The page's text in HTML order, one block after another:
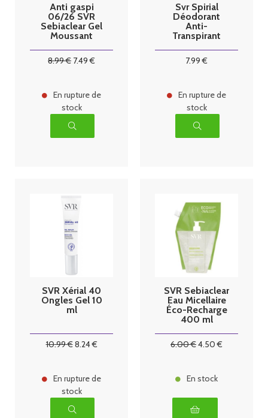
Anti gaspi
06/26 SVR
Sebiaclear Gel
Moussant
Éco-Recharge
8.99€ 7.49 €
En rupture de
stock
Svr Spirial
Déodorant
Anti-
Transpirant
7.99 €
En rupture de
stock
SVR Xérial 40
Ongles Gel 10
ml
10.99€8.24€
En rupture de
stock
SVR Sebiaclear
Eau Micellaire
Éco-Recharge
400 ml
6.00€4.50 €
En stock